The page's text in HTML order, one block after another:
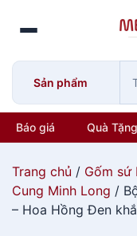
o
Sản phẩm
Báo giá Quà Tặng
Trang chủ / Gốm sứ
Cung Minh Long /
– Hoa Hồng Đen